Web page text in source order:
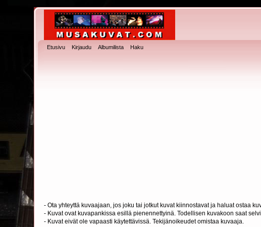
Etusivu Kirjaudu Albumilista Haku
- Ota yhteyttä kuvaajaan, jos joku tai jotkut kuvat kiinnostavat ja haluat ostaa
- Kuvat ovat kuvapankissa esillä pienennettyinä. Todellisen kuvakoon saat
- Kuvat eivät ole vapaasti käytettävissä. Tekijänoikeudet omistaa kuvaaja.